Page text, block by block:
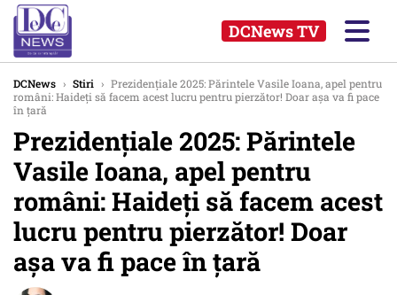
DCNews TV
DCNews › Stiri › Prezidențiale 2025: Părintele Vasile Ioana, apel pentru
români: Haideți să facem acest lucru pentru pierzător! Doar așa va fi pace
în țară
Prezidențiale 2025: Părintele
Vasile Ioana, apel pentru
români: Haideți să facem acest
lucru pentru pierzător! Doar
așa va fi pace în țară